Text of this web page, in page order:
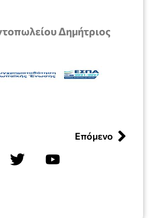
Δημήτριος
Επόμενο